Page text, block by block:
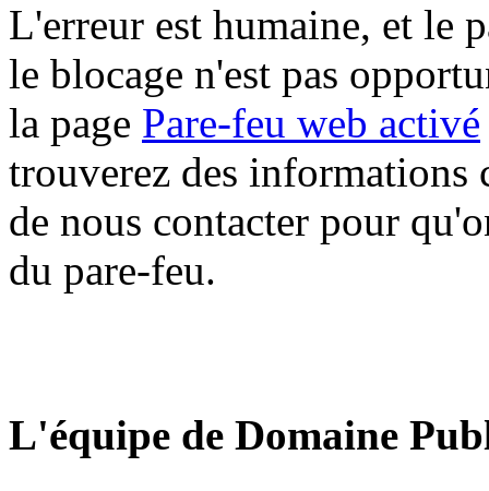
L'erreur est humaine, et le
le blocage n'est pas
la page Pare-feu web activé
trouverez des informations
de nous contacter pour
du pare-feu.
L'équipe de Domaine